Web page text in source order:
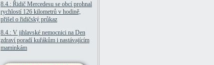
8.4.: Řidič Mercedesu se obcí prohnal
rychlostí 126 kilometrů v hodině,
přišel o řidičský průkaz
8.4.: V jihlavské nemocnici na Den
zdraví poradí kuřákům i nastávajícím
maminkám